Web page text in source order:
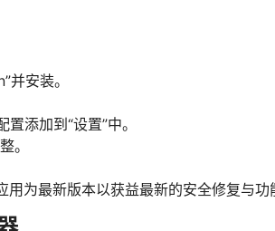
安装。
添加到“设置”中。
。
为最新版本以获益最新的安全修复与功